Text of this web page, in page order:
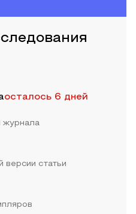
осталось 6 дней
журнала
статьи